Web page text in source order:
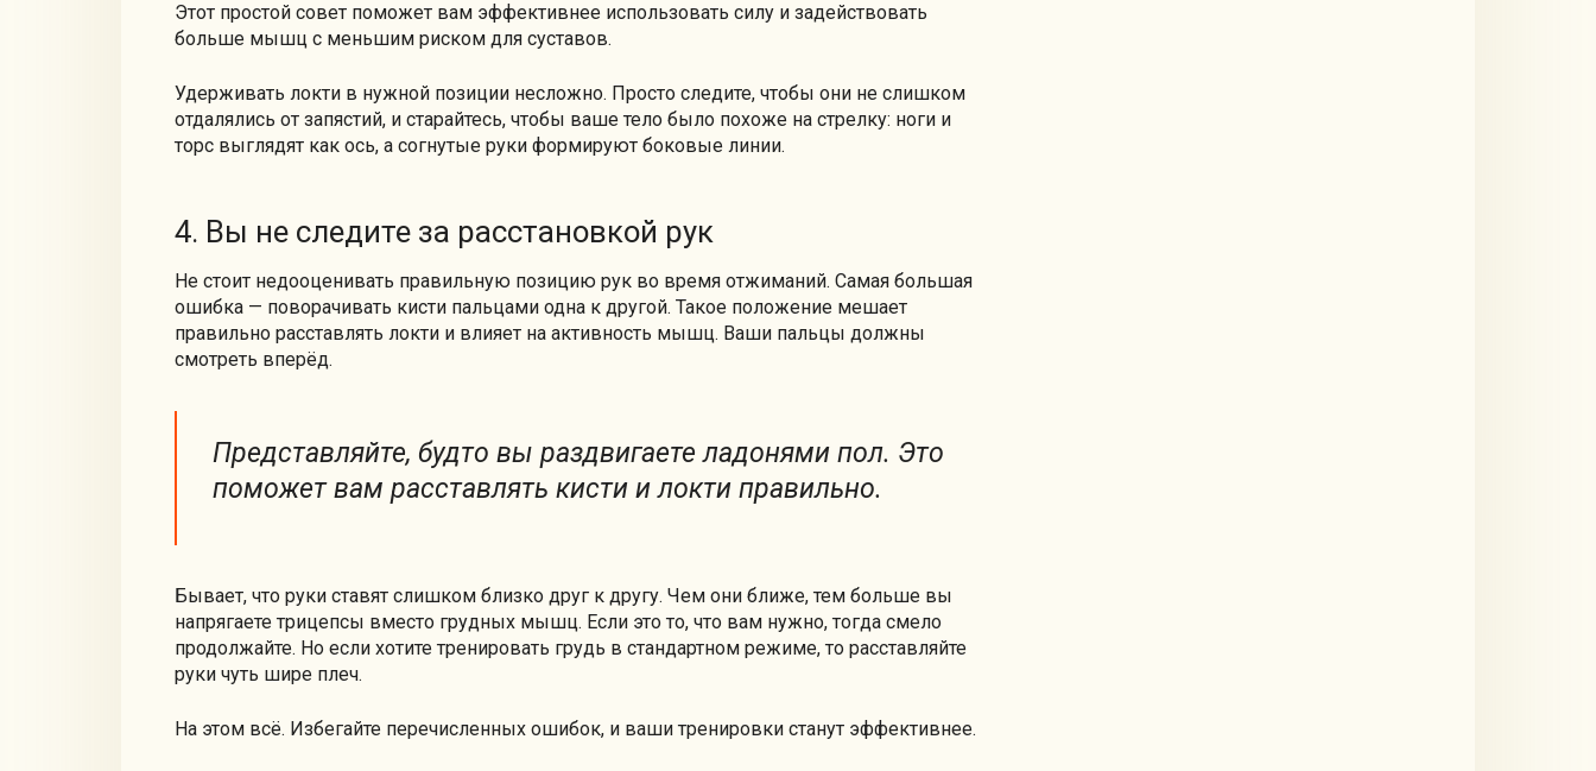
Этот простой совет поможет вам эффективнее использовать силу и задействовать
больше мышц с меньшим риском для суставов.
Удерживать локти в нужной позиции несложно. Просто следите, чтобы они не слишком
отдалялись от запястий, и старайтесь, чтобы ваше тело было похоже на стрелку: ноги и
торс выглядят как ось, а согнутые руки формируют боковые линии.
4. Вы не следите за расстановкой рук
Не стоит недооценивать правильную позицию рук во время отжиманий. Самая большая
ошибка — поворачивать кисти пальцами одна к другой. Такое положение мешает
правильно расставлять локти и влияет на активность мышц. Ваши пальцы должны
смотреть вперёд.
Представляйте, будто вы раздвигаете ладонями пол. Это
поможет вам расставлять кисти и локти правильно.
Бывает, что руки ставят слишком близко друг к другу. Чем они ближе, тем больше вы
напрягаете трицепсы вместо грудных мышц. Если это то, что вам нужно, тогда смело
продолжайте. Но если хотите тренировать грудь в стандартном режиме, то расставляйте
руки чуть шире плеч.
На этом всё. Избегайте перечисленных ошибок, и ваши тренировки станут эффективнее.